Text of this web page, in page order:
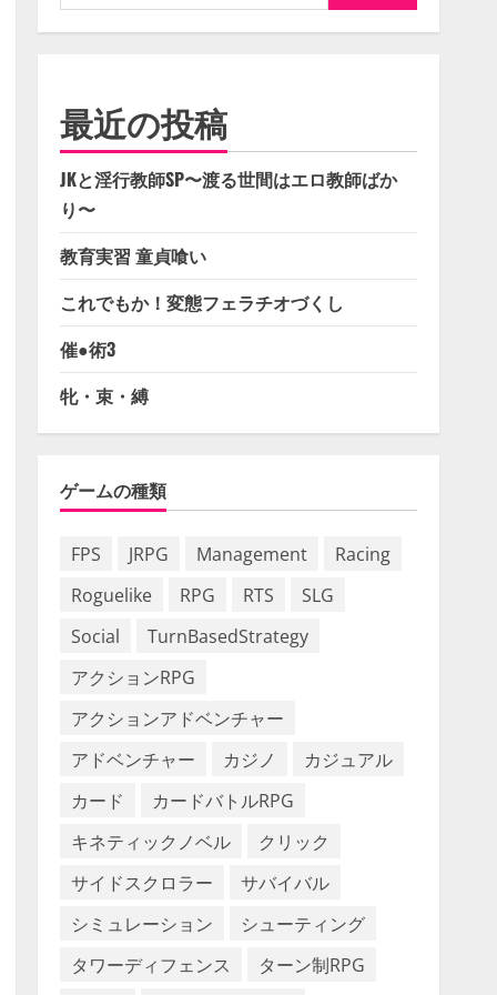
索:
最近の投稿
JKと淫行教師SP〜渡る世間はエロ教師ばか
り〜
教育実習 童貞喰い
これでもか！変態フェラチオづくし
催●術3
牝・束・縛
ゲームの種類
FPS JRPG Management
Racing
Roguelike
RPG RTS
SLG
Social
TurnBasedStrategy
アクションRPG
アクションアドベンチャー
アドベンチャー
カジノ
カジュアル
カード
カードバトルRPG
キネティックノベル
クリック
サイドスクロラー
サバイバル
シミュレーション
シューティング
タワーディフェンス
ターン制RPG